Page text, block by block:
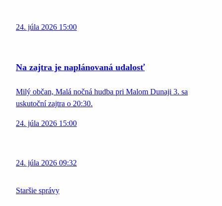
24. júla 2026 15:00
Na zajtra je naplánovaná udalosť
Milý občan, Malá nočná hudba pri Malom Dunaji 3. sa
uskutoční zajtra o 20:30.
24. júla 2026 15:00
24. júla 2026 09:32
Staršie správy